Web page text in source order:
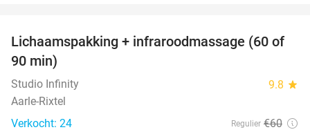
43%
Lichaamspakking + infraroodmassage (60 of
90 min)
Studio Infinity 9.8 star
Aarle-Rixtel
Verkocht: 24
Regulier €60